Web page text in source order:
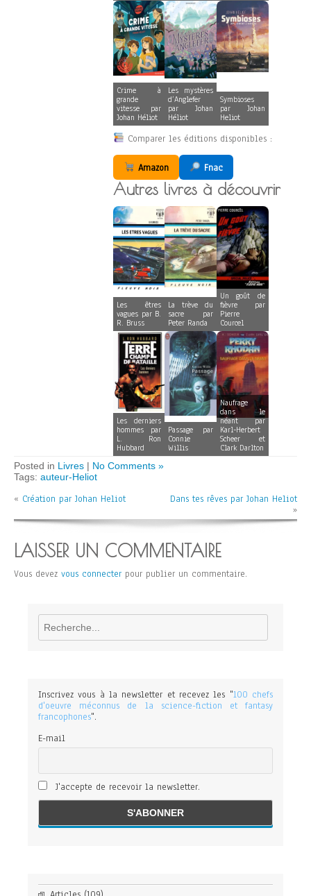
Crime à
grande
vitesse par
Johan Héliot
Les mystères
d’Anglefer
par Johan
Héliot
Symbioses
par Johan
Heliot
Comparer les éditions disponibles :
Amazon Fnac
Autres livres à découvrir
Les êtres
vagues par B.
R. Bruss
La trève du
sacre par
Peter Randa
Un goût de
fièvre par
Pierre
Courcel
Les derniers
hommes par
L. Ron
Hubbard
Passage par
Connie
Willis
Naufrage
dans le
néant par
Karl-Herbert
Scheer et
Clark Darlton
Posted in Livres | No Comments »
Tags: auteur-Heliot
« Création par Johan Heliot
Dans tes rêves par Johan Heliot
»
LAISSER UN COMMENTAIRE
Vous devez vous connecter pour publier un commentaire.
Rechercher
Inscrivez vous à la newsletter et recevez les "100 chefs
d'oeuvre méconnus de la science-fiction et fantasy
francophones".
E-mail
J'accepte de recevoir la newsletter.